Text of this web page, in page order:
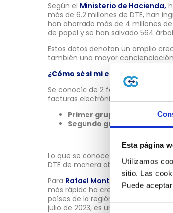
Esta página
Utilizamos
sitio. Las
Puede
Selección
Según el Ministerio de Hacienda,
más de 6.2 millones de DTE, han
han ahorrado más de 4 millones
de papel y se han salvado 564
Estos datos denotan un amplio
también una mayor
¿Cómo sé si mi empresa ya debe
Se conocía de 2 fechas previstas,
facturas electrónicas:
Primer grupo:
1 de julio del
Segundo grupo:
Lo que se conoce ahora es que ya
DTE de manera obligatoria desde el
Para Rafael Montero Cortez
,
más rápido ha crecido en la
países de la región. El surgimiento
julio de 2023, es una muestra de